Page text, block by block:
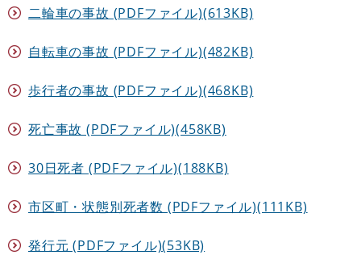
二輪車の事故 (PDFファイル)(613KB)
自転車の事故 (PDFファイル)(482KB)
歩行者の事故 (PDFファイル)(468KB)
死亡事故 (PDFファイル)(458KB)
30日死者 (PDFファイル)(188KB)
市区町・状態別死者数 (PDFファイル)(111KB)
発行元 (PDFファイル)(53KB)